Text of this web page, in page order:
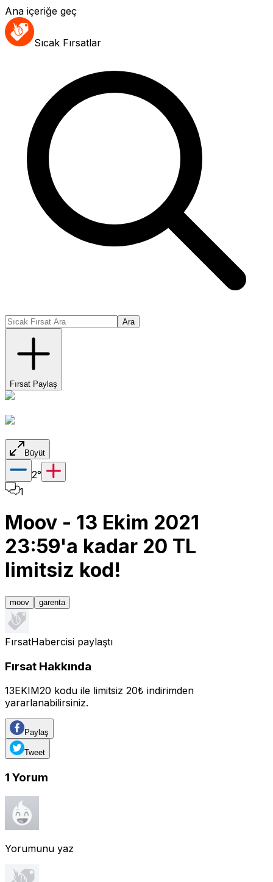
Ana içeriğe geç
Sıcak Fırsatlar
Ara
Fırsat Paylaş
Büyüt
2°
1
Moov - 13 Ekim 2021
23:59'a kadar 20 TL
limitsiz kod!
moov garenta
FırsatHabercisi paylaştı
Fırsat Hakkında
13EKIM20 kodu ile limitsiz 20₺ indirimden
yararlanabilirsiniz.
Paylaş
Tweet
1 Yorum
Yorumunu yaz